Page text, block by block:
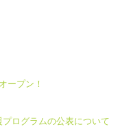
ープン！
プログラムの公表について